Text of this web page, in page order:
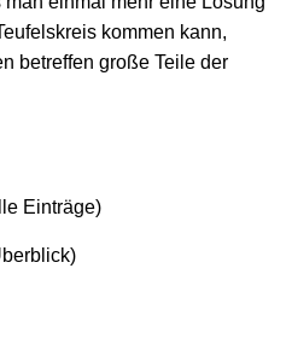
kommen kann,
betreffen große Teile der
Einträge)